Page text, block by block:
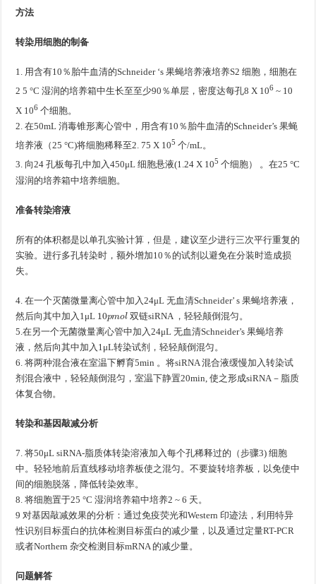
方法
转染用细胞的制备
1. 用含有10％胎牛血清的Schneider ‘s 果蝇培养液培养S2 细胞，细胞在
2 5 °C 湿润的培养箱中生长至至少90％单层，密度达每孔8 X 106 ~ 10
X 106 个细胞。
2. 在50mL 消毒锥形离心管中，用含有10％胎牛血清的Schneider’s 果蝇
培养液（25 °C)将细胞稀释至2. 75 X 105 个/mL。
3. 向24 孔板每孔中加入450μL 细胞悬液(1.24 X 105 个细胞） 。在25 °C
湿润的培养箱中培养细胞。
准备转染溶液
所有的体积都是以单孔实验计算，但是，建议至少进行三次平行重复的
实验。进行多孔转染时，额外增加10％的试剂以避免在分装时造成损
失。
4. 在一个灭菌微量离心管中加入24μL 无血清Schneider’ s 果蝇培养液，
然后向其中加入1μL 10 l双链siRNA ，轻轻颠倒混匀。
5.在另一个无菌微量离心管中加入24μL 无血清Schneider’s 果蝇培养
液，然后向其中加入1μL转染试剂，轻轻颠倒混匀。
6. 将两种混合液在室温下孵育5min 。将siRNA 混合液缓慢加入转染试
剂混合液中，轻轻颠倒混匀，室温下静置20min, 使之形成siRNA－脂质
体复合物。
转染和基因敲减分析
7. 将50μL siRNA-脂质体转染溶液加入每个孔稀释过的（步骤3) 细胞
中。轻轻地前后直线移动培养板使之混匀。不要旋转培养板，以免使中
间的细胞脱落，降低转染效率。
8. 将细胞置于25 °C 湿润培养箱中培养2 ~ 6 天。
9 对基因敲减效果的分析：通过免疫荧光和Western 印迹法，利用特异
性识别目标蛋白的抗体检测目标蛋白的减少量，以及通过定量RT-PCR
或者Northern 杂交检测目标mRNA 的减少量。
问题解答